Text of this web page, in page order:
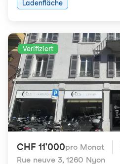
Ladenfläche
Verifiziert
CHF 11'000pro Monat
Rue neuve 3, 1260 Nyon